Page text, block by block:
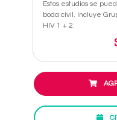
Estos estudios se
boda civil. Incluye Grupo RH, VDRL y Anticuerpo Anti
HIV 1 + 2.